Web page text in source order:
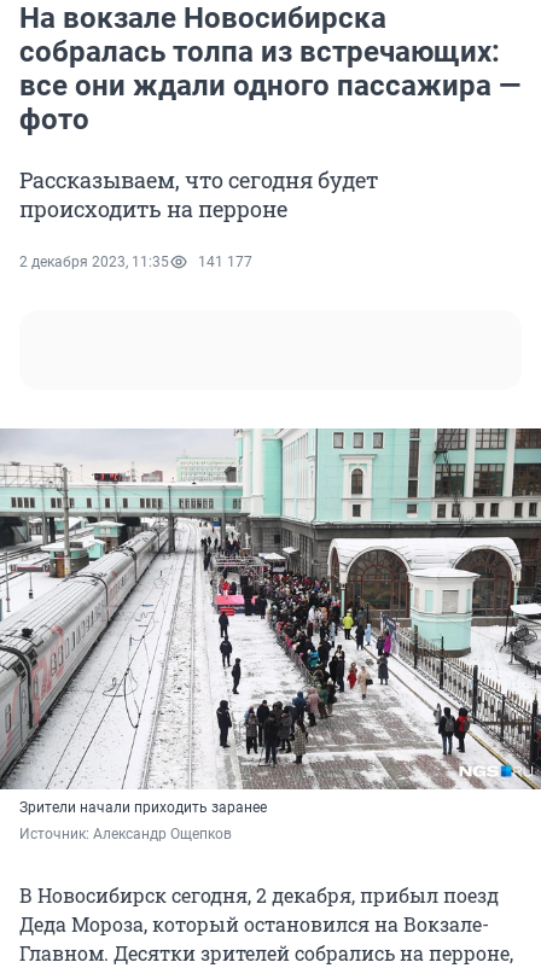
На вокзале Новосибирска
собралась толпа из встречающих:
все они ждали одного пассажира —
фото
Рассказываем, что сегодня будет
происходить на перроне
2 декабря 2023, 11:35 141 177
Зрители начали приходить заранее
Источник: Александр Ощепков
В Новосибирск сегодня, 2 декабря, прибыл поезд
Деда Мороза, который остановился на Вокзале-
Главном. Десятки зрителей собрались на перроне,